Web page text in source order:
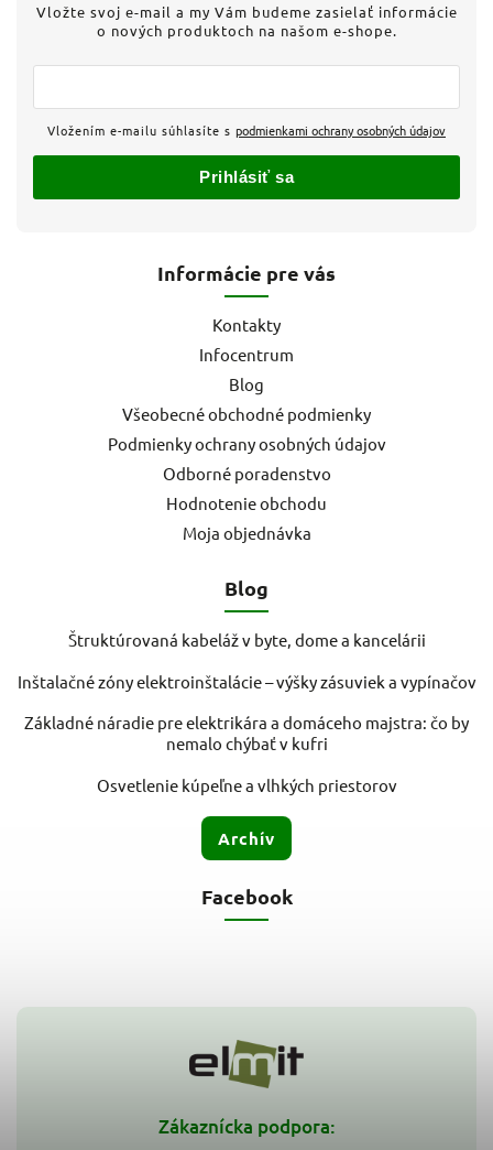
Zákaznícka podpora:
Informácie pre vás
Kontakty
Infocentrum
Blog
Všeobecné obchodné podmienky
Podmienky ochrany osobných údajov
Odborné poradenstvo
Hodnotenie obchodu
Moja objednávka
Blog
Štruktúrovaná kabeláž v byte, dome a kancelárii
Inštalačné zóny elektroinštalácie – výšky zásuviek a vypínačov
Základné náradie pre elektrikára a domáceho majstra: čo by
nemalo chýbať v kufri
Osvetlenie kúpeľne a vlhkých priestorov
Archív
Vložte svoj e-mail a my Vám budeme zasielať informácie
o nových produktoch na našom e-shope.
Vložením e-mailu súhlasíte s podmienkami ochrany osobných údajov
Prihlásiť sa
Facebook